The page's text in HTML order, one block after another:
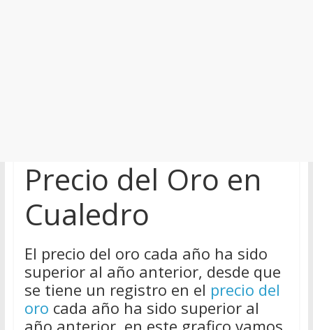
Precio del Oro en
Cualedro
El precio del oro cada año ha sido
superior al año anterior, desde que
se tiene un registro en el precio del
oro cada año ha sido superior al